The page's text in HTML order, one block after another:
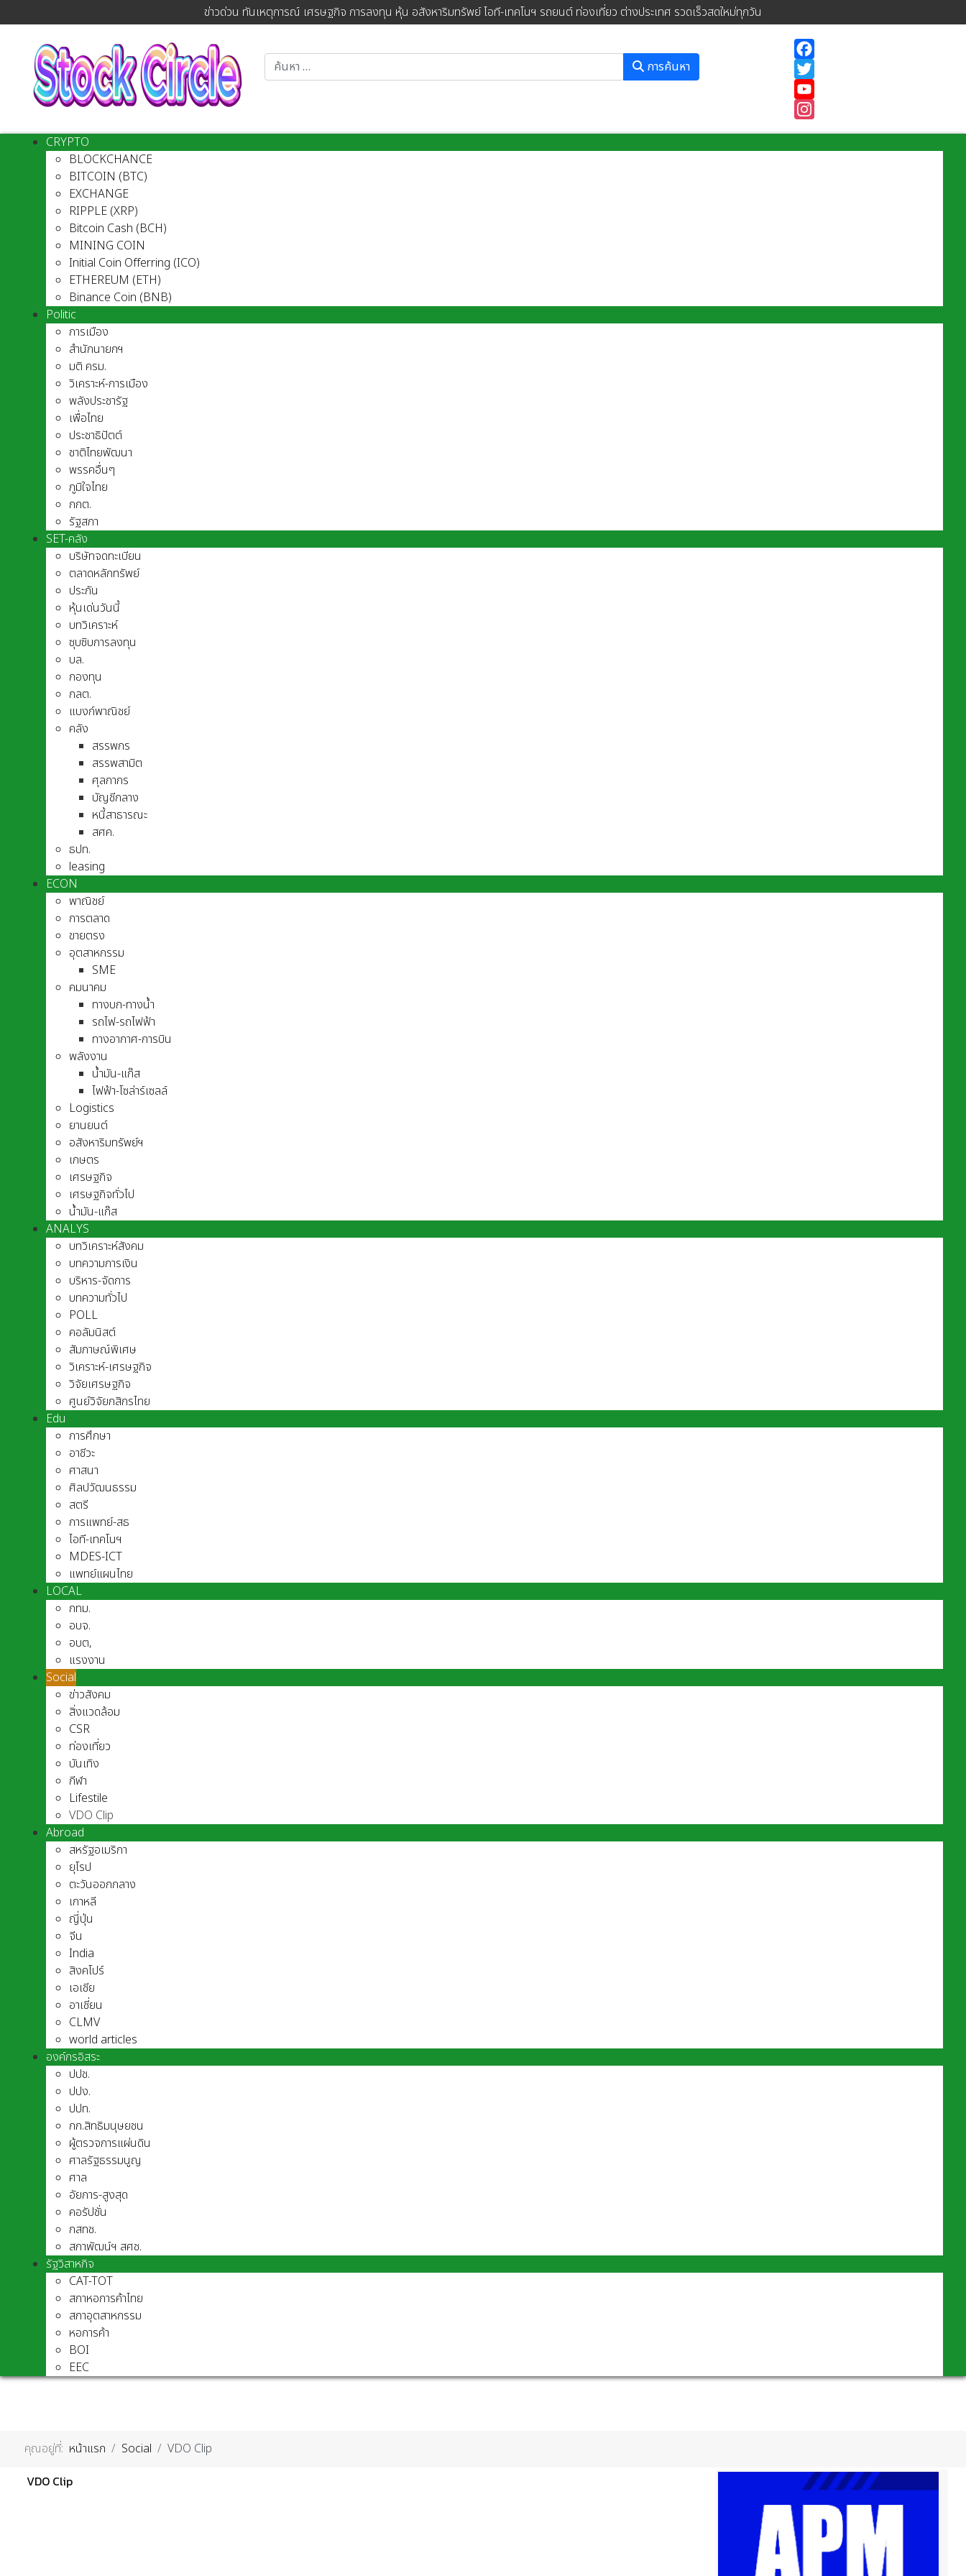
ข่าวด่วน ทันเหตุการณ์ เศรษฐกิจ การลงทุน หุ้น อสังหาริมทรัพย์ ไอที-เทคโนฯ รถยนต์ ท่องเที่ยว ต่างประเทศ รวดเร็วสดใหม่ทุกวัน
การค้นหา
Instagram
CRYPTO
BLOCKCHANCE
BITCOIN (BTC)
EXCHANGE
RIPPLE (XRP)
Bitcoin Cash (BCH)
MINING COIN
Initial Coin Offerring (ICO)
ETHEREUM (ETH)
Binance Coin (BNB)
Politic
การเมือง
สำนักนายกฯ
มติ ครม.
วิเคราะห์-การเมือง
พลังประชารัฐ
เพื่อไทย
ประชาธิปัตต์
ชาติไทยพัฒนา
พรรคอื่นๆ
ภูมิใจไทย
กกต.
รัฐสภา
SET-คลัง
บริษัทจดทะเบียน
ตลาดหลักทรัพย์
ประกัน
หุ้นเด่นวันนี้
บทวิเคราะห์
ซุบซิบการลงทุน
บล.
กองทุน
กลต.
แบงก์พาณิชย์
คลัง
สรรพกร
สรรพสามิต
ศุลกากร
บัญชีกลาง
หนี้สาธารณะ
สศค.
ธปท.
leasing
ECON
พาณิชย์
การตลาด
ขายตรง
อุตสาหกรรม
SME
คมนาคม
ทางบก-ทางน้ำ
รถไฟ-รถไฟฟ้า
ทางอากาศ-การบิน
พลังงาน
น้ำมัน-แก๊ส
ไฟฟ้า-โซล่าร์เซลล์
Logistics
ยานยนต์
อสังหาริมทรัพย์ฯ
เกษตร
เศรษฐกิจ
เศรษฐกิจทั่วไป
น้ำมัน-แก๊ส
ANALYS
บทวิเคราะห์สังคม
บทความการเงิน
บริหาร-จัดการ
บทความทั่วไป
POLL
คอลัมนิสต์
สัมภาษณ์พิเศษ
วิเคราะห์-เศรษฐกิจ
วิจัยเศรษฐกิจ
ศูนย์วิจัยกสิกรไทย
Edu
การศึกษา
อาชีวะ
ศาสนา
ศิลปวัฒนธรรม
สตรี
การแพทย์-สธ
ไอที-เทคโนฯ
MDES-ICT
แพทย์แผนไทย
LOCAL
กทม.
อบจ.
อบต,
แรงงาน
Social
ข่าวสังคม
สิ่งแวดล้อม
CSR
ท่องเที่ยว
บันเทิง
กีฬา
Lifestile
VDO Clip
Abroad
สหรัฐอเมริกา
ยุโรป
ตะวันออกกลาง
เกาหลี
ญี่ปุ่น
จีน
India
สิงคโปร์
เอเชีย
อาเชี่ยน
CLMV
world articles
องค์กรอิสระ
ปปช.
ปปง.
ปปท.
กก.สิทธิมนุษยชน
ผู้ตรวจการแผ่นดิน
ศาลรัฐธรรมนูญ
ศาล
อัยการ-สูงสุด
คอรัปชั่น
กสทช.
สภาพัฒน์ฯ สศช.
รัฐวิสาหกิจ
CAT-TOT
สภาหอการค้าไทย
สภาอุตสาหกรรม
หอการค้า
BOI
EEC
คุณอยู่ที่: หน้าแรก Social
VDO Clip
VDO Clip